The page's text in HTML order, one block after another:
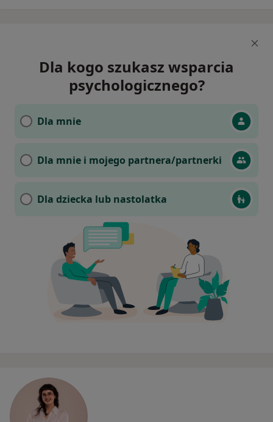
Dla kogo szukasz wsparcia
psychologicznego?
Dla mnie
Dla mnie i mojego partnera/partnerki
Dla dziecka lub nastolatka